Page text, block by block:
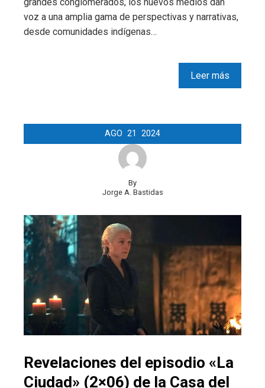
grandes conglomerados, los nuevos medios dan
voz a una amplia gama de perspectivas y narrativas,
desde comunidades indígenas…
Leer más
AGO 21 2024
By
Jorge A. Bastidas
Revelaciones del episodio «La
Ciudad» (2×06) de la Casa del